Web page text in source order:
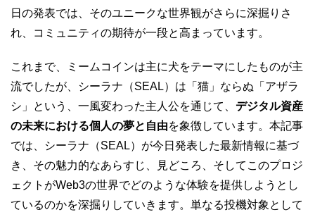
日の発表では、そのユニークな世界観がさらに深掘りさ
れ、コミュニティの期待が一段と高まっています。
これまで、ミームコインは主に犬をテーマにしたものが主
流でしたが、シーラナ（SEAL）は「猫」ならぬ「アザラ
シ」という、一風変わった主人公を通じて、 デジタル資産
の未来における個人の夢と自由を象徴しています。本記事
では、シーラナ（SEAL）が今日発表した最新情報に基づ
き、その魅力的なあらすじ、見どころ、そしてこのプロジ
ェクトがWeb3の世界でどのような体験を提供しようとし
ているのかを深掘りしていきます。単なる投機対象として